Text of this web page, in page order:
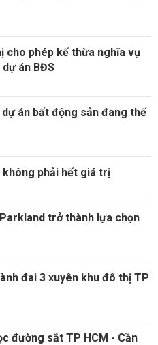
cho phép kế thừa nghĩa vụ
án BĐS
án bất động sản đang thế
không phải hết giá trị
trở thành lựa chọn
đai 3 xuyên khu đô thị TP
đường sắt TP HCM - Cần